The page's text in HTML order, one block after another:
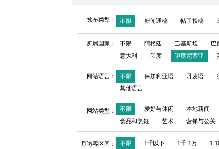
发布类型： 不限 新闻通稿 帖子投稿
所属国家： 不限 阿根廷 巴基斯坦
巴
意大利
印度 印度尼西亚
网站语言： 不限 保加利亚语 丹麦语
其他语言
网站类型： 不限 爱好与休闲
本地新闻
食品和烹饪
艺术 营销与公关
月访客区间： 不限 1千以下 1千-1万 1-